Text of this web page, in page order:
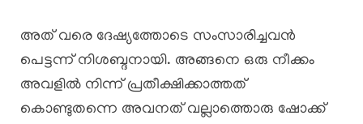
അത് വരെ ദേഷ്യത്തോടെ സംസാരിച്ചവൻ
പെട്ടന്ന് നിശബ്ദനായി. അങ്ങനെ ഒരു നീക്കം
അവളിൽ നിന്ന് പ്രതീക്ഷിക്കാത്തത്
കൊണ്ടുതന്നെ അവനത് വല്ലാത്തൊരു ഷോക്ക്